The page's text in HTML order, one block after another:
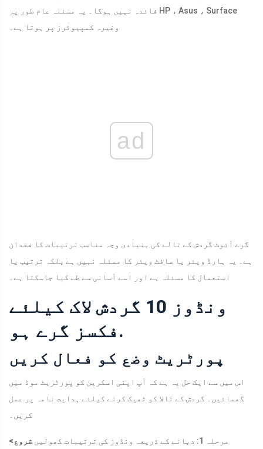
فائدہ نہیں ہوگا۔ یہ مسئلہ عام طور پر HP ، Asus ، Surface
وغیرہ کمپیوٹرز پر ہوتا ہے۔
ad
گرے آئوٹ گردش کے تالے کی بنیادی وجہ مناسب ترتیبات کا فقدان
ہے۔ یہ ہارڈ ویئر یا سافٹ ویئر کا مسئلہ نہیں ہے بلکہ ترتیب یا
استعمال کا مسئلہ ہے اور اسے آسانی سے طے کیا جاسکتا ہے۔
ونڈوز 10 گردش لاک کیلئے
فکسز گرے ہو.
پورٹریٹ وضع کو فعال کریں
اس میں سے ایک حل یہ ہے کہ آپ اپنی اسکرین کو پورٹریٹ موڈ میں
گھمائیں۔ گردش کے تالا کو ٹھیک کرنے کیلئے ہدایت نامہ پر عمل
کریں۔
مرحلہ 1: دبانے کے ذریعہ ونڈوز کی ترتیبات کھولیں
شروع>